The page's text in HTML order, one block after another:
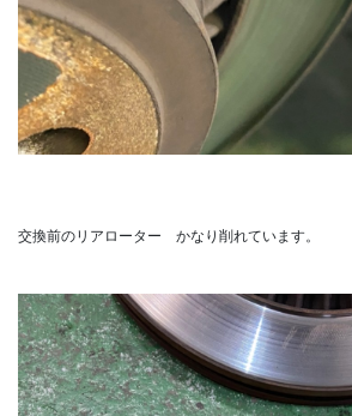
交換前のリアローター かなり削れています。